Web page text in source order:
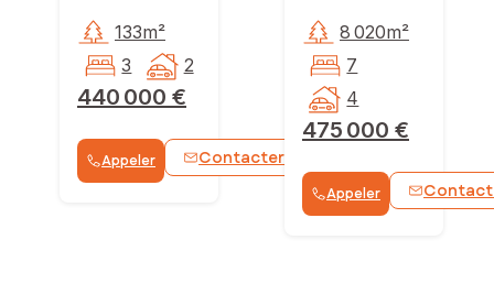
440 000 €
133m²
3
2
Appeler Contacter
475 000 €
8 020m²
7
4
Appeler